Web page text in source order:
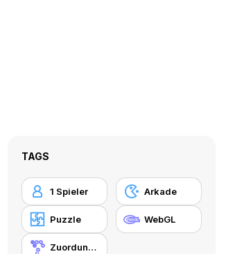
TAGS
1 Spieler Arkade
Puzzle WebGL
Zuordungsspiel